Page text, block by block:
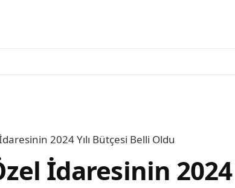
2024 Yılı Bütçesi Belli Oldu
İdaresinin